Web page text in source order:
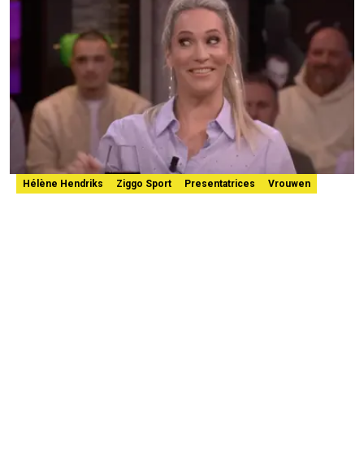
Hélène Hendriks Ziggo Sport Presentatrices Vrouwen